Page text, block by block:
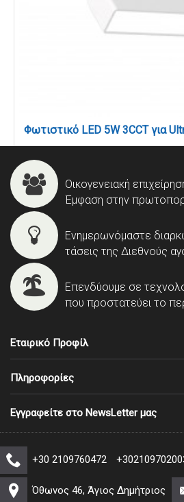
Οικογενειακή
Έμφαση στην
Ενημερωνόμαστε
τάσεις της Διεθνούς
Επενδύουμε σε
που προστατεύει το
Εταιρικό Προφίλ
Πληροφορίες
Εγγραφείτε στο NewsLetter μας
+30 2109760472
Όθωνος 46, Άγιος Δημήτριος